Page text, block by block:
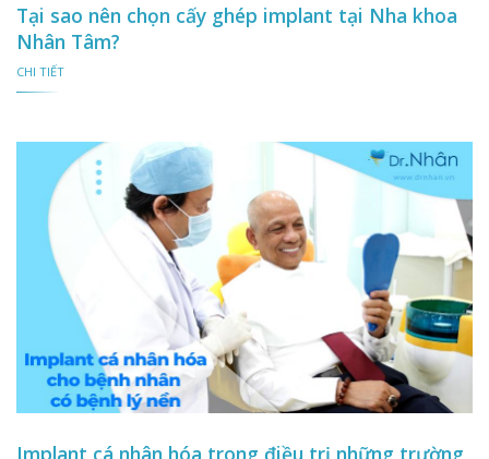
Tại sao nên chọn cấy ghép implant tại Nha khoa
Nhân Tâm?
CHI TIẾT
Implant cá nhân hóa trong điều trị những trường